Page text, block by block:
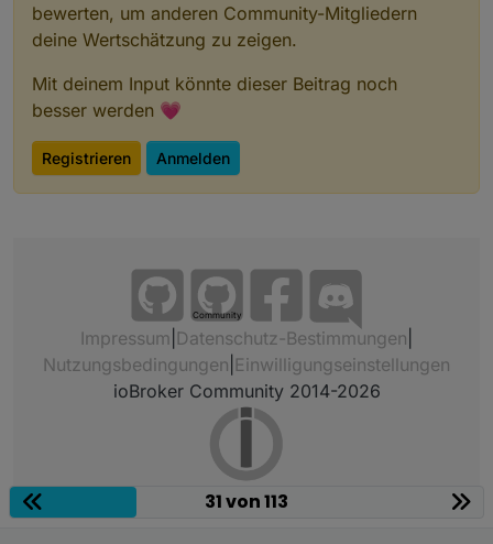
bewerten, um anderen Community-Mitgliedern
deine Wertschätzung zu zeigen.
Mit deinem Input könnte dieser Beitrag noch
besser werden 💗
Registrieren Anmelden
Community
Impressum Datenschutz-Bestimmungen
Nutzungsbedingungen Einwilligungseinstellungen
ioBroker Community 2014-2026
31 von 113